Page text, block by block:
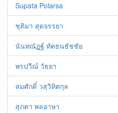
Supata Polarsa
ชุติมา สุดจรรยา
นันทณัฏฐ์ ทัตธนธัชชัย
พรปวีณ์ วัธยา
สมศักดิ์ วสุวิทิตกุล
สุภตา พลอาษา